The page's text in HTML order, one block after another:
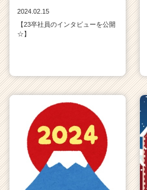
2024.02.15
【23卒社員のインタビューを公開
☆】